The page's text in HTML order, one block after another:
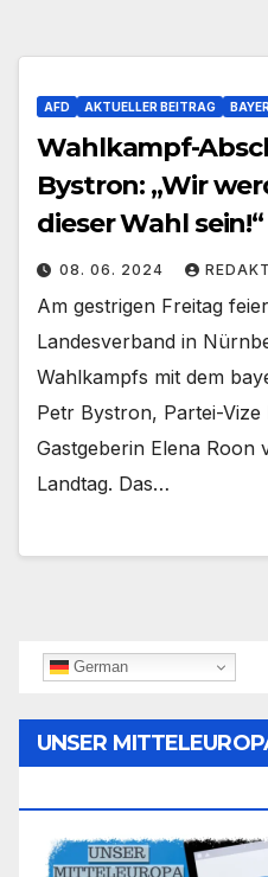
AFD AKTUELLER BEITRAG
Wahlkampf-
Bystron: „Wir
dieser Wahl sein!“
08. 06. 2024
Am gestrigen Freitag
Landesverband in
Wahlkampfs mit dem
Petr Bystron, Partei-
Gastgeberin Elena Roon
Landtag. Das…
German
UNSER